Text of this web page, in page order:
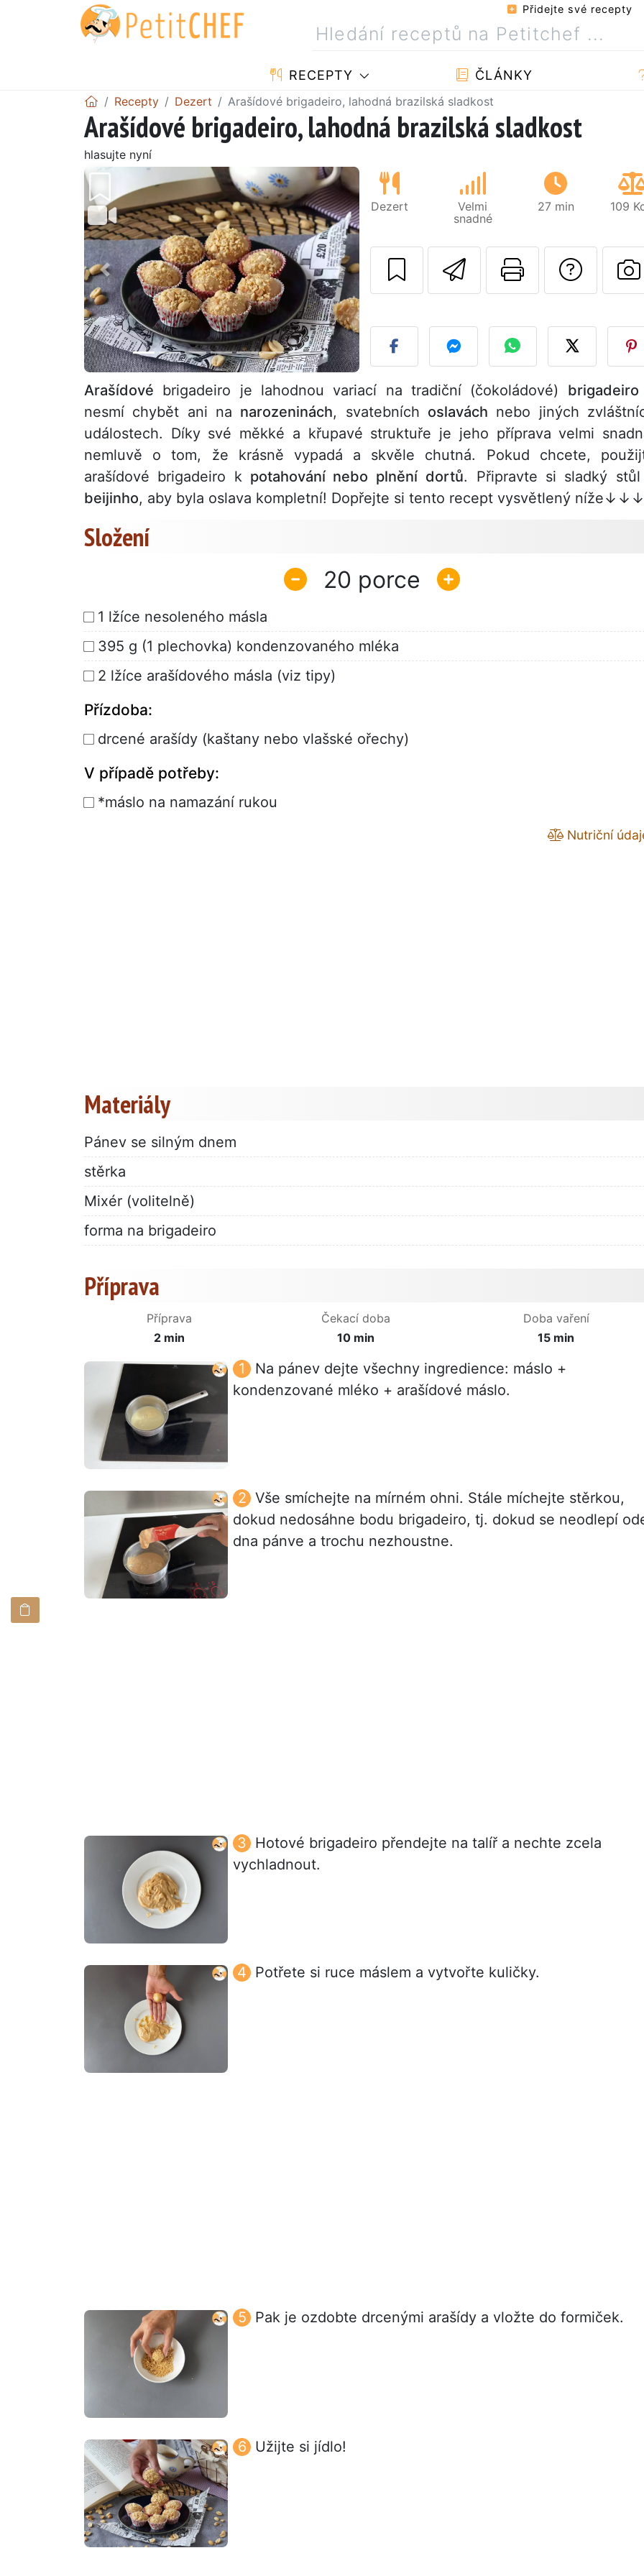
Přidejte své recepty
RECEPTY ČLÁNKY
Recepty Dezert Arašídové brigadeiro, lahodná brazilská sladkost
Arašídové brigadeiro, lahodná brazilská sladkost
hlasujte nyní
Předchozí Další
Dezert
Velmi
snadné
27 min 109
Poslat tento
Arašídové brigadeiro je lahodnou variací na tradiční (čokoládové) brigadeiro
nesmí chybět ani na narozeninách, svatebních oslavách nebo jiných
událostech. Díky své měkké a křupavé struktuře je jeho příprava velmi
nemluvě o tom, že krásně vypadá a skvěle chutná. Pokud chcete,
arašídové brigadeiro k potahování nebo plnění dortů. Připravte si sladký
beijinho, aby byla oslava kompletní! Dopřejte si tento recept vysvětlený níže↓↓↓
Složení
20
1 lžíce nesoleného másla
395 g (1 plechovka) kondenzovaného mléka
2 lžíce arašídového másla (viz tipy)
Přízdoba:
drcené arašídy (kaštany nebo vlašské ořechy)
V případě potřeby:
*máslo na namazání rukou
Nutriční
Materiály
Pánev se silným dnem
stěrka
Mixér (volitelně)
forma na brigadeiro
Příprava
Příprava
2 min
Čekací doba
10 min
Doba vaření
15 min
Na pánev dejte všechny ingredience: máslo +
kondenzované mléko + arašídové máslo.
Vše smíchejte na mírném ohni. Stále míchejte stěrkou,
dokud nedosáhne bodu brigadeiro, tj. dokud se neodlepí
dna pánve a trochu nezhoustne.
Hotové brigadeiro přendejte na talíř a nechte zcela
vychladnout.
Potřete si ruce máslem a vytvořte kuličky.
Pak je ozdobte drcenými arašídy a vložte do formiček.
Užijte si jídlo!